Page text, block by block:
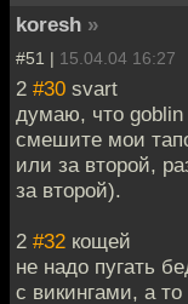
koresh »
#51 | 15.04.04 16:27
2 #30 svart
думаю, что goblin
смешите мои
или за второй,
за второй).
2 #32 кощей
не надо пугать
с викингами, а то